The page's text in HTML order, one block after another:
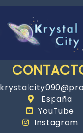
España
YouTube
Instagram